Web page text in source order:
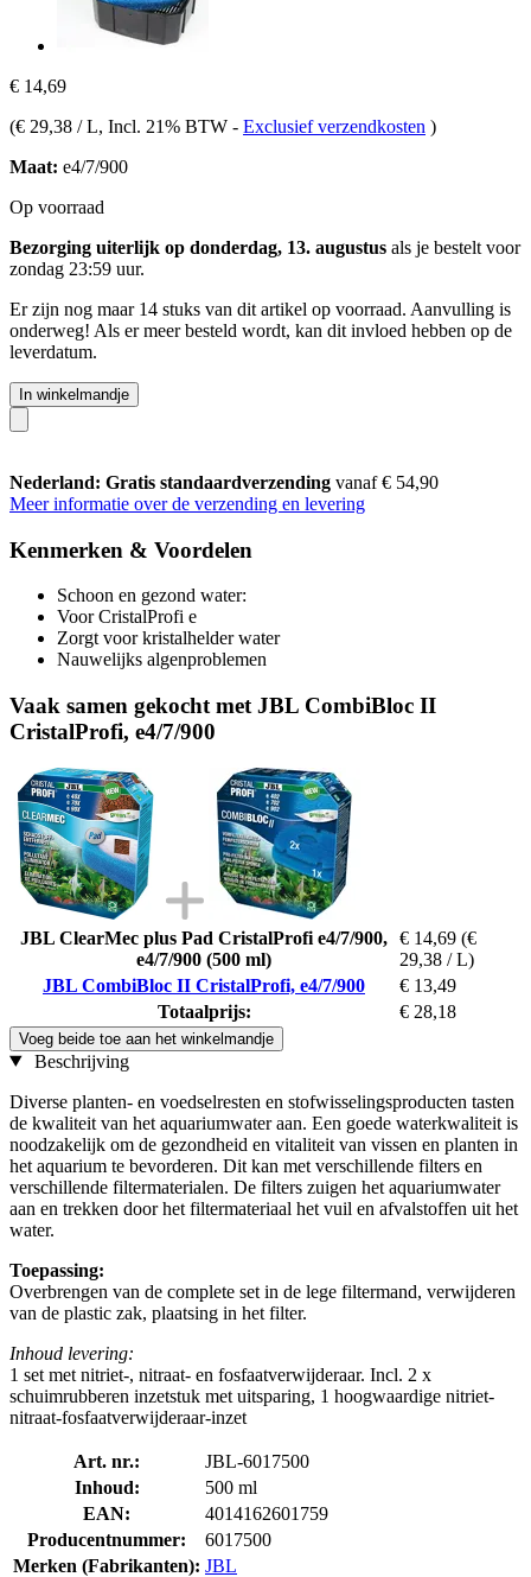
€ 14,69
(€ 29,38 / L, Incl. 21% BTW - Exclusief verzendkosten )
Maat: e4/7/900
Op voorraad
Bezorging uiterlijk op donderdag, 13. augustus als je bestelt voor
zondag 23:59 uur.
Er zijn nog maar 14 stuks van dit artikel op voorraad. Aanvulling is
onderweg! Als er meer besteld wordt, kan dit invloed hebben op de
leverdatum.
In winkelmandje
Nederland: Gratis standaardverzending vanaf € 54,90
Meer informatie over de verzending en levering
Kenmerken & Voordelen
Schoon en gezond water:
Voor CristalProfi e
Zorgt voor kristalhelder water
Nauwelijks algenproblemen
Vaak samen gekocht met JBL CombiBloc II
CristalProfi, e4/7/900
JBL ClearMec plus Pad CristalProfi e4/7/900,
e4/7/900 (500 ml)
€ 14,69 (€
29,38 / L)
JBL CombiBloc II CristalProfi, e4/7/900
€ 13,49
Totaalprijs:
€ 28,18
Voeg beide toe aan het winkelmandje
Beschrijving
Diverse planten- en voedselresten en stofwisselingsproducten tasten
de kwaliteit van het aquariumwater aan. Een goede waterkwaliteit is
noodzakelijk om de gezondheid en vitaliteit van vissen en planten in
het aquarium te bevorderen. Dit kan met verschillende filters en
verschillende filtermaterialen. De filters zuigen het aquariumwater
aan en trekken door het filtermateriaal het vuil en afvalstoffen uit het
water.
Toepassing:
Overbrengen van de complete set in de lege filtermand, verwijderen
van de plastic zak, plaatsing in het filter.
Inhoud levering:
1 set met nitriet-, nitraat- en fosfaatverwijderaar. Incl. 2 x
schuimrubberen inzetstuk met uitsparing, 1 hoogwaardige nitriet-
nitraat-fosfaatverwijderaar-inzet
Art. nr.:
JBL-6017500
Inhoud:
500 ml
EAN:
4014162601759
Producentnummer:
6017500
Merken (Fabrikanten): JBL